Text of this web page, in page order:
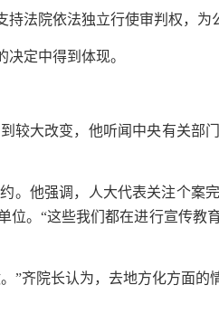
法院依法独立行使审判权，为
定中得到体现。
较大改变，他听闻中央有关部
他强调，人大代表关注个案
。“这些我们都在进行宣传教
齐院长认为，去地方化方面的